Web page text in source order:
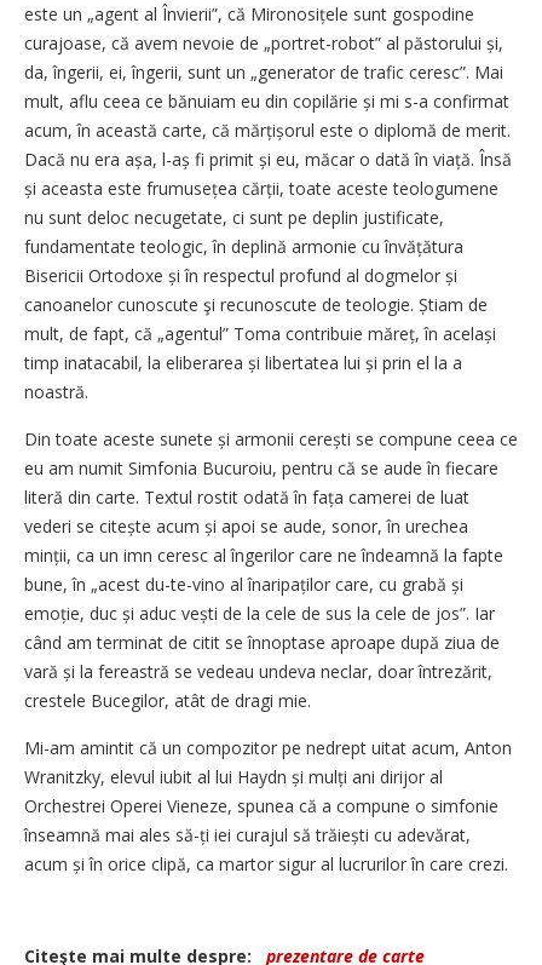
este un „agent al Învierii”, că Mironosițele sunt gospodine
curajoase, că avem nevoie de „portret-robot” al păstorului și,
da, îngerii, ei, îngerii, sunt un „generator de trafic ceresc”. Mai
mult, aflu ceea ce bănuiam eu din copilărie și mi s-a confirmat
acum, în această carte, că mărțișorul este o diplomă de merit.
Dacă nu era așa, l-aș fi primit și eu, măcar o dată în viață. Însă
și aceasta este frumusețea cărții, toate aceste teologumene
nu sunt deloc necugetate, ci sunt pe deplin justificate,
fundamentate teologic, în deplină armonie cu învățătura
Bisericii Ortodoxe și în respectul profund al dogmelor și
canoanelor cunoscute şi recunoscute de teologie. Știam de
mult, de fapt, că „agentul” Toma contribuie măreț, în același
timp inatacabil, la eliberarea și libertatea lui și prin el la a
noastră.
Din toate aceste sunete și armonii cerești se compune ceea ce
eu am numit Simfonia Bucuroiu, pentru că se aude în fiecare
literă din carte. Textul rostit odată în fața camerei de luat
vederi se citește acum și apoi se aude, sonor, în urechea
minții, ca un imn ceresc al îngerilor care ne îndeamnă la fapte
bune, în „acest du-te-vino al înaripaților care, cu grabă și
emoție, duc și aduc vești de la cele de sus la cele de jos”. Iar
când am terminat de citit se înnoptase aproape după ziua de
vară și la fereastră se vedeau undeva neclar, doar întrezărit,
crestele Bucegilor, atât de dragi mie.
Mi-am amintit că un compozitor pe nedrept uitat acum, Anton
Wranitzky, elevul iubit al lui Haydn și mulți ani dirijor al
Orchestrei Operei Vieneze, spunea că a compune o simfonie
înseamnă mai ales să-ți iei curajul să trăiești cu adevărat,
acum și în orice clipă, ca martor sigur al lucrurilor în care crezi.
Citeşte mai multe despre: prezentare de carte